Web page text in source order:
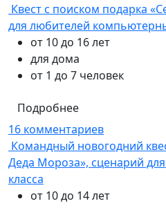
Квест с поиском подарка
для любителей
от 10 до 16 лет
для дома
от 1 до 7 человек
Подробнее
16 комментариев
Командный новогодний
Деда Мороза», сценарий
класса
от 10 до 14 лет